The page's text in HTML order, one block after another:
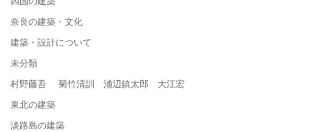
奈良の建築・文化
建築・設計について
未分類
村野藤吾 菊竹清訓 浦辺鎮太郎 大江宏
東北の建築
淡路島の建築